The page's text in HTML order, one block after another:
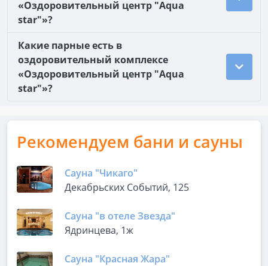
«Оздоровительный центр "Aqua
star"»?
Какие парные есть в
оздоровительный комплексе
«Оздоровительный центр "Aqua
star"»?
Рекомендуем бани и сауны
Сауна "Чикаго"
Декабрьских Событий, 125
Сауна "в отеле Звезда"
Ядринцева, 1ж
Сауна "Красная Жара"